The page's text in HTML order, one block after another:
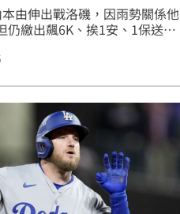
由伸出戰洛磯，因雨勢關係他
仍繳出飆6K、挨1安、1保送好
對戰8連勝。